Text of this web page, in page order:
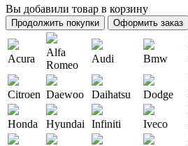
Вы добавили товар в корзину
Продолжить покупки Оформить заказ
Acura
Alfa
Romeo
Audi Bmw
Citroen Daewoo Daihatsu Dodge
Honda Hyundai Infiniti Iveco